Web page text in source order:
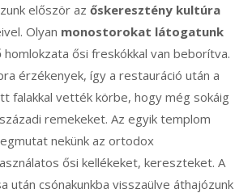
először az őskeresztény kultúra
Olyan monostorokat látogatunk
homlokzata ősi freskókkal van beborítva.
érzékenyek, így a restauráció után a
falakkal vették körbe, hogy még sokáig
remekeket. Az egyik templom
nekünk az ortodox
ősi kellékeket, kereszteket. A
után csónakunkba visszaülve áthajózunk